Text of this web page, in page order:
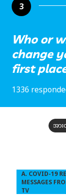
3
Who or
change
first
1336
အား
A. COVID-19
MESSAGES
TV